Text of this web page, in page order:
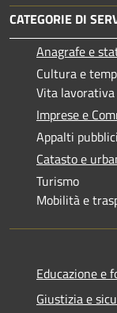
CATEGORIE DI
Anagrafe e
Cultura e
Vita lavorativa
Imprese e
Appalti pubblici
Catasto e
Turismo
Mobilità e
Educazione e
Giustizia e